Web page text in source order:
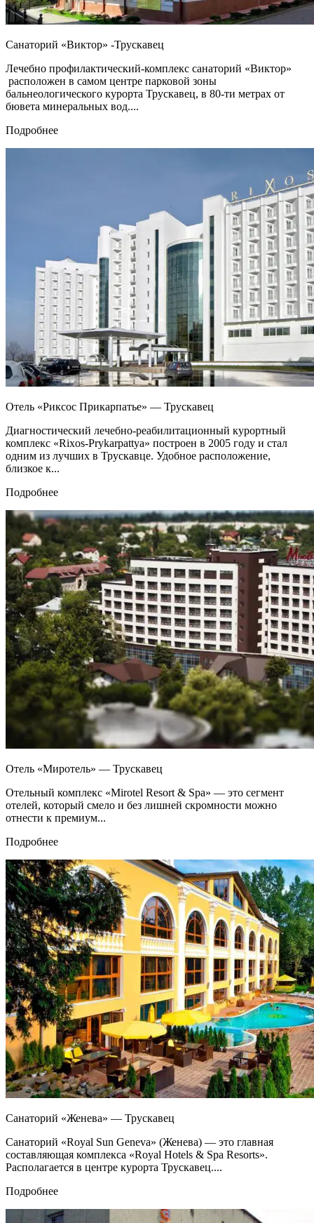
Санаторий «Виктор» -Трускавец
Лечебно профилактический-комплекс санаторий «Виктор»
расположен в самом центре парковой зоны
бальнеологического курорта Трускавец, в 80-ти метрах от
бювета минеральных вод....
Подробнее
Отель «Риксос Прикарпатье» — Трускавец
Диагностический лечебно-реабилитационный курортный
комплекс «Rixos-Prykarpattya» построен в 2005 году и стал
одним из лучших в Трускавце. Удобное расположение,
близкое к...
Подробнее
Отель «Миротель» — Трускавец
Отельный комплекс «Mirotel Resort & Spa» — это сегмент
отелей, который смело и без лишней скромности можно
отнести к премиум...
Подробнее
Санаторий «Женева» — Трускавец
Санаторий «Royal Sun Geneva» (Женева) — это главная
составляющая комплекса «Royal Hotels & Spa Resorts».
Располагается в центре курорта Трускавец....
Подробнее